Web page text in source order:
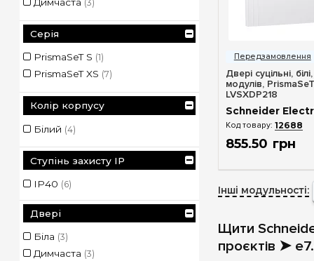
Двері суцільні,
модулів,
LVSXDP218
Schneider
12688
855.50 грн
Інші модульності:
Щити
проєктів ➤
Димчаста (3)
Серія
PrismaSeT S (1)
PrismaSeT XS (7)
Колір корпусу
Білий (4)
Ступінь захисту IP
IP40 (6)
Двері
Біла (3)
Димчаста (3)